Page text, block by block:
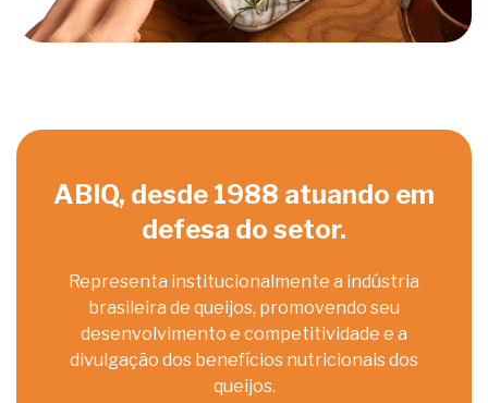
ABIQ, desde 1988 atuando em
defesa do setor.
Representa institucionalmente a indústria
brasileira de queijos, promovendo seu
desenvolvimento e competitividade e a
divulgação dos benefícios nutricionais dos
queijos.